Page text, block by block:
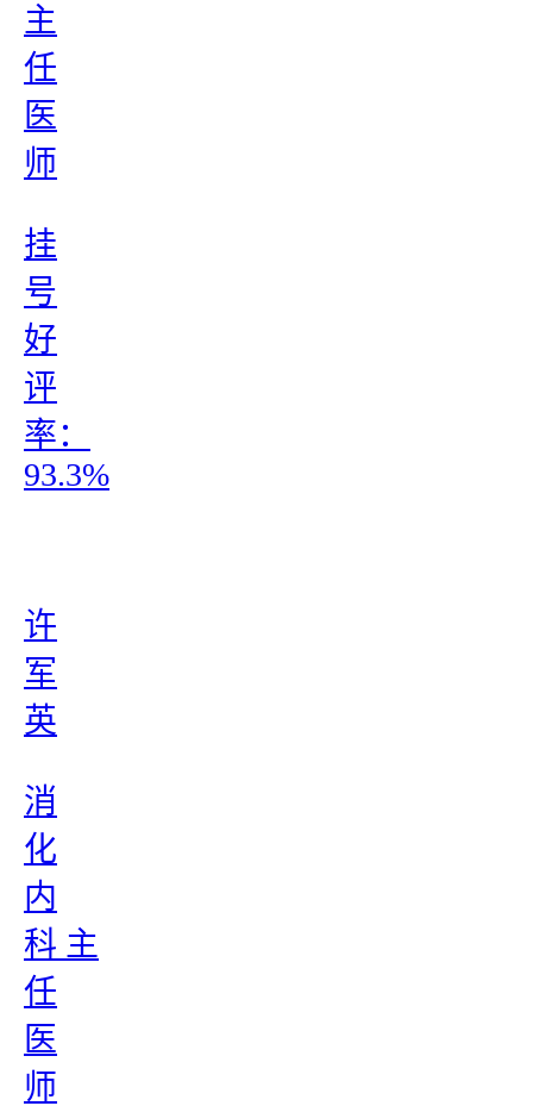
主
任
医
师
挂
号
好
评
率：
93.3%
许
军
英
消
化
内
科 主
任
医
师